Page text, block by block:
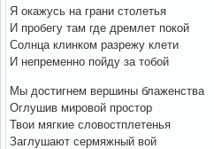
Я окажусь на грани столетья
И пробегу там где дремлет покой
Солнца клинком разрежу клети
И непременно пойду за тобой
Мы достигнем вершины блаженства
Оглушив мировой простор
Твои мягкие словостплетенья
Заглушают сермяжный вой